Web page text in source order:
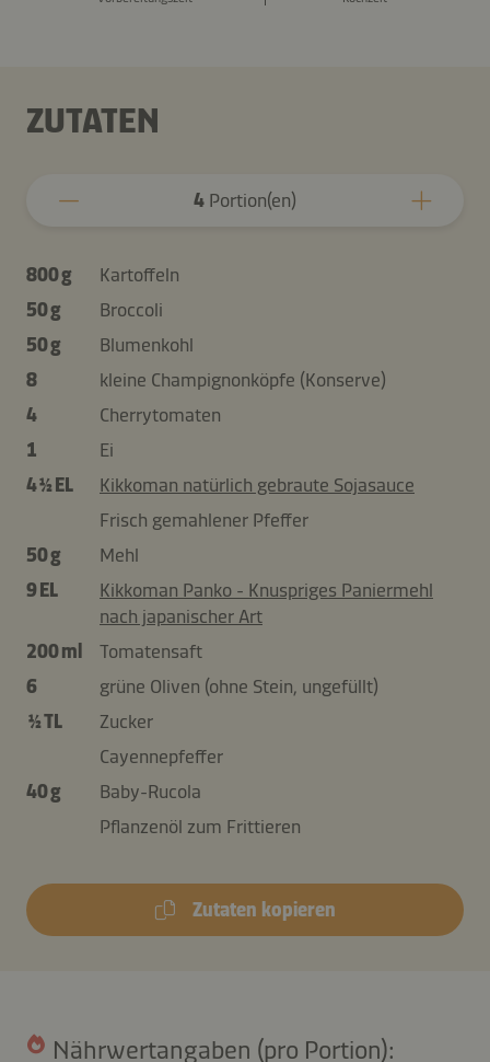
ZUTATEN
4 Portion(en)
800 g
Kartoffeln
50 g
Broccoli
50 g
Blumenkohl
8
kleine Champignonköpfe (Konserve)
4
Cherrytomaten
1
Ei
4 ½ EL
Kikkoman natürlich gebraute Sojasauce
Frisch gemahlener Pfeffer
50 g
Mehl
9 EL
Kikkoman Panko - Knuspriges Paniermehl
nach japanischer Art
200 ml
Tomatensaft
6
grüne Oliven (ohne Stein, ungefüllt)
½ TL
Zucker
Cayennepfeffer
40 g
Baby-Rucola
Pflanzenöl zum Frittieren
Zutaten kopieren
Nährwertangaben (pro Portion):